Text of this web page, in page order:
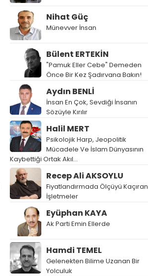
Nihat Güç
Münevver İnsan
Bülent ERTEKİN
"Pamuk Eller Cebe" Demeden
Önce Bir Kez Şadırvana Bakın!
Aydın BENLİ
İnsan En Çok, Sevdiği İnsanın
Sözüyle Kırılır
Halil MERT
Psikolojik Harp, Jeopolitik
Mücadele Ve İslam Dünyasının
Kaybettiği Ortak Akıl…
Recep Ali AKSOYLU
Fiyatlandırmada Ölçüyü Kaçıran
İşletmeler
Eyüphan KAYA
Ak Parti Emin Ellerde
Hamdi TEMEL
Gelenekten Bilime Uzanan Bir
Yolculuk